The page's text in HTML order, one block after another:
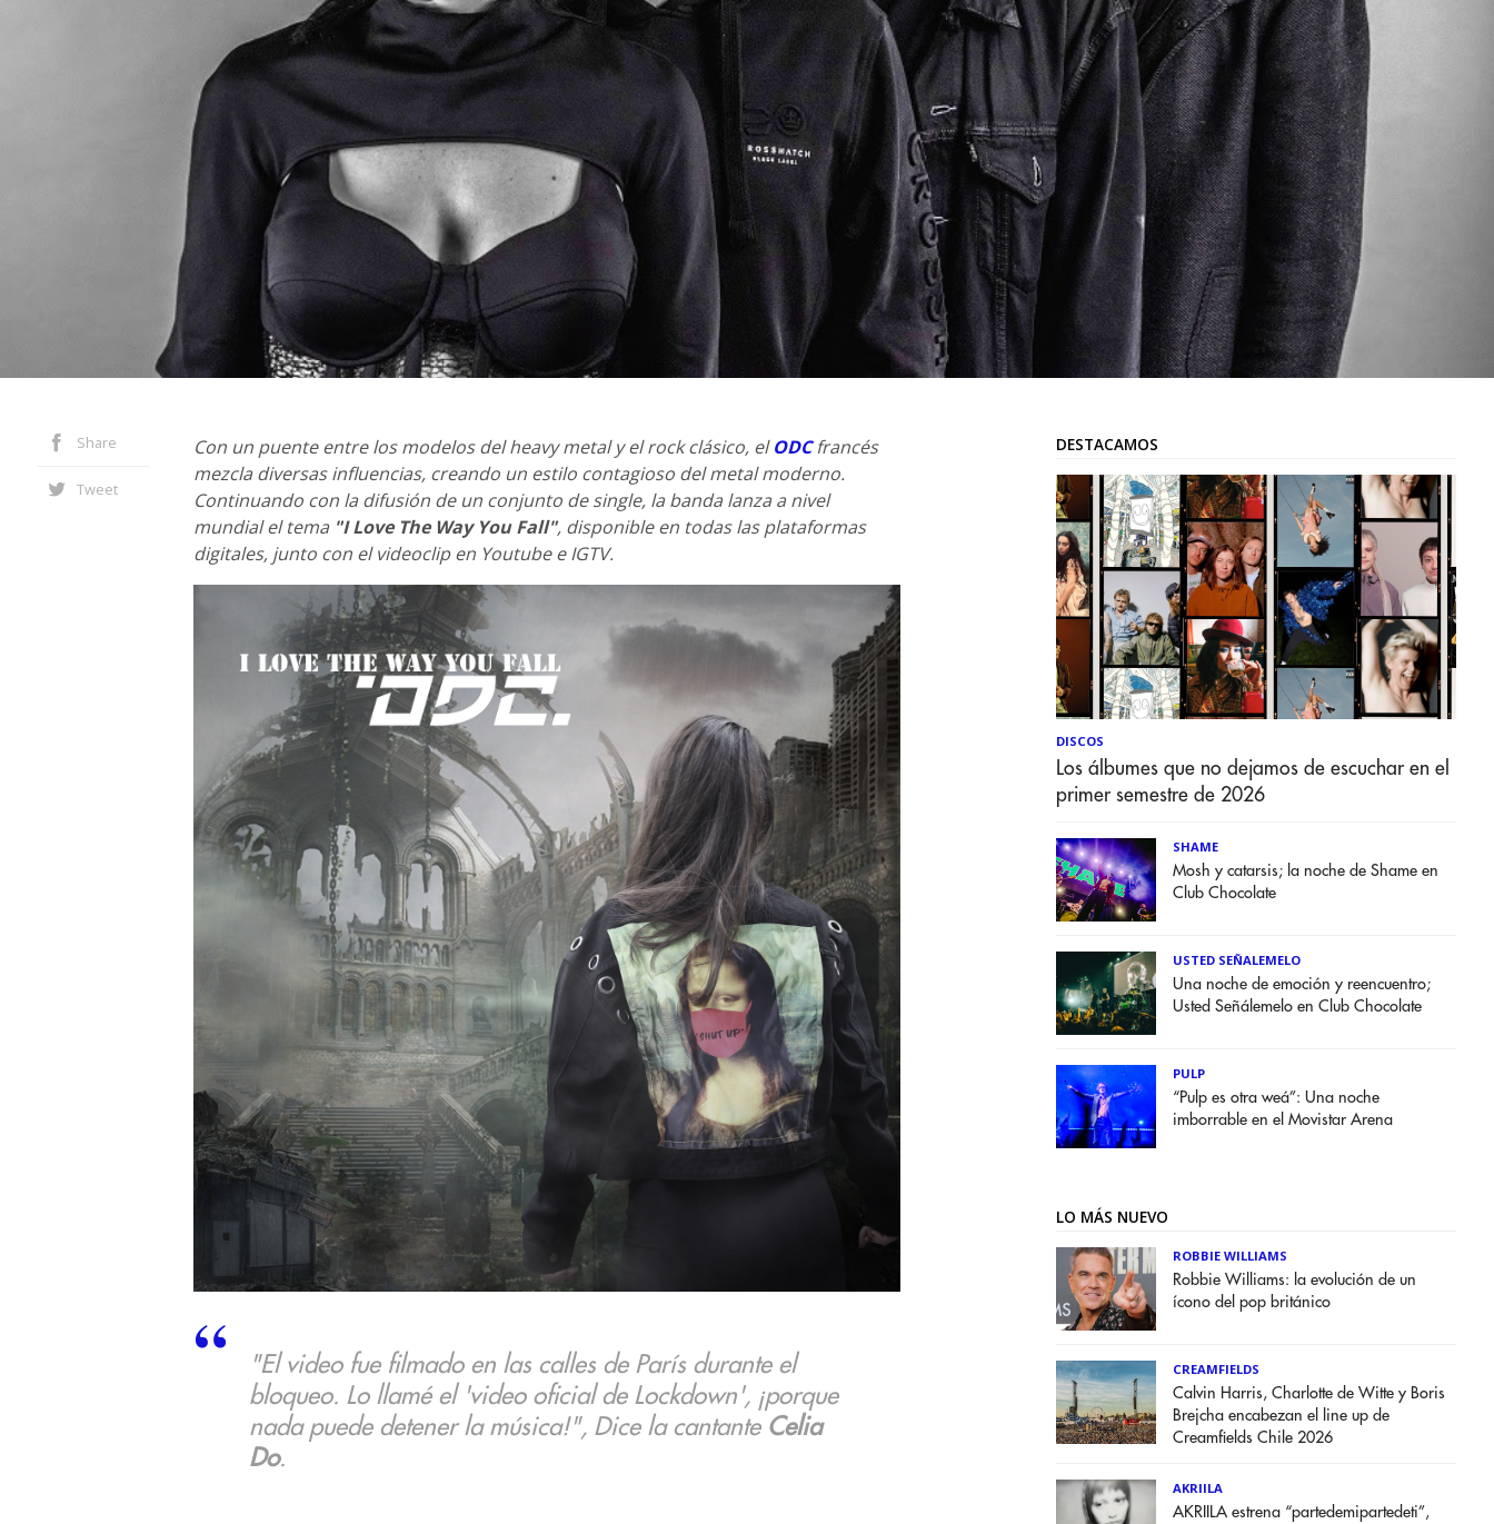
Share
Tweet
Con un puente entre los modelos del heavy metal y el rock clásico, elODCfrancés
mezcla diversas influencias, creando un estilo contagioso del metal moderno.
Continuando con la difusión de un conjunto de single, la banda lanza a nivel
mundial el tema "I Love The Way You Fall", disponible en todas las plataformas
digitales, junto con el videoclip en Youtube e IGTV.
"El video fue filmado en las calles de París durante el
bloqueo. Lo llamé el 'video oficial de Lockdown', ¡porque
nada puede detener la música!", Dice la cantante Celia
Do.
DESTACAMOS
DISCOS
Los álbumes que no dejamos de escuchar en el
primer semestre de 2026
SHAME
Mosh y catarsis; la noche de Shame en
Club Chocolate
USTED SEÑALEMELO
Una noche de emoción y reencuentro;
Usted Señálemelo en Club Chocolate
PULP
“Pulp es otra weá”: Una noche
imborrable en el Movistar Arena
LO MÁS NUEVO
ROBBIE WILLIAMS
Robbie Williams: la evolución de un
ícono del pop británico
CREAMFIELDS
Calvin Harris, Charlotte de Witte y Boris
Brejcha encabezan el line up de
Creamfields Chile 2026
AKRIILA
AKRIILA estrena “partedemipartedeti”,